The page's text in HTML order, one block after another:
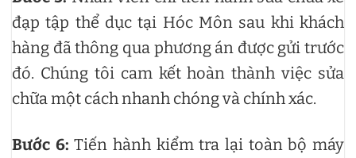
đạp tập thể dục tại Hóc Môn sau khi khách
hàng đã thông qua phương án được gửi trước
đó. Chúng tôi cam kết hoàn thành việc sửa
chữa một cách nhanh chóng và chính xác.
Bước 6: Tiến hành kiểm tra lại toàn bộ máy